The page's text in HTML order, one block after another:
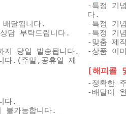
달됩니다.
담 부탁드립니다.
당일 발송됩니다.
다.(주말,공휴일 제
다.
가능합니다.
-특정 기
다.
-특정 기
-특정 기
-맞춤 제
-상품 이
[해피콜
-정확한
-배달이